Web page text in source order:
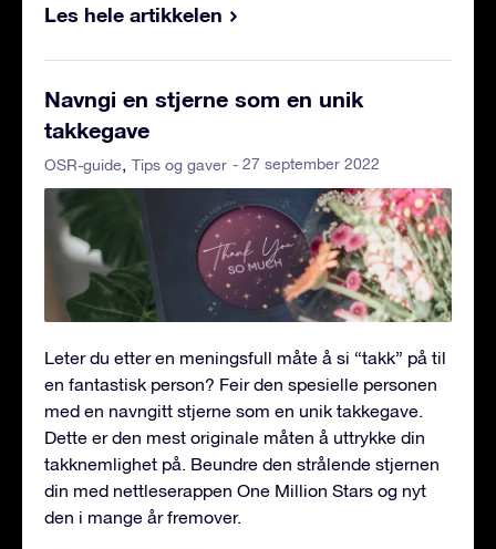
Les hele artikkelen
Navngi en stjerne som en unik
takkegave
OSR-guide Tips og gaver - 27 september 2022
Leter du etter en meningsfull måte å si “takk” på til
en fantastisk person? Feir den spesielle personen
med en navngitt stjerne som en unik takkegave.
Dette er den mest originale måten å uttrykke din
takknemlighet på. Beundre den strålende stjernen
din med nettleserappen One Million Stars og nyt
den i mange år fremover.